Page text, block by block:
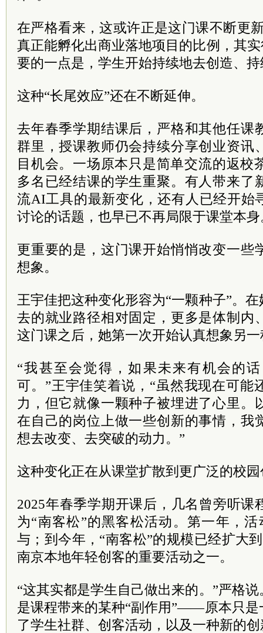
在严格看来，这或许正是这门课不断更
真正能孵化出商业落地项目的比例，其
要的一点是，学生开始持续地去创造、
这种“长尾效应”还在不断延伸。
去年春季学期结课后，严格和其他任课
群里，授课教师仍会持续分享创业资讯
目机会。一场原本只是简单交流的返校
多名已经结课的学生重聚。有人带来了
流AI工具的最新变化，还有人已经开始
讨论的话题，也早已不再局限于课堂本身
更重要的是，这门课开始悄悄改变一些
想象。
王宇佳把这种变化形容为“一颗种子”。
去的就业路径相对固定，更多是体制内
这门课之后，她第一次开始认真想象另
“我甚至会觉得，如果未来有机会的
可。”王宇佳笑着说，“虽然我现在可能
力，但它就像一颗种子被埋进了心里。
在自己的岗位上做一些创新的事情，我
想去改变、去突破的动力。”
这种变化正在从课堂扩散到更广泛的校
2025年春季学期开课后，几名曾旁听课
为“南客松”的黑客松活动。第一年，
与；到今年，“南客松”的规模已经扩大
南京本地年轻创客的重要活动之一。
“这其实都是学生自己做出来的。”严格
是课程带来的某种“副作用”——原本只是
了学生社群、创客活动，以及一种新的